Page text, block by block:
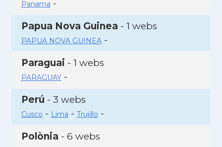
Panama -
Papua Nova Guinea - 1 webs
PAPUA NOVA GUINEA-
Paraguai - 1 webs
PARAGUAY-
Perú - 3 webs
Cusco - Lima - Trujillo -
Polònia - 6 webs